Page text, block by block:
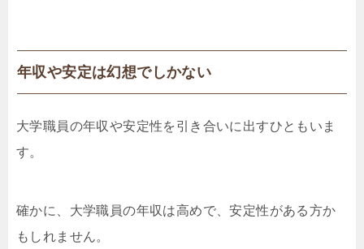
年収や安定は幻想でしかない
大学職員の年収や安定性を引き合いに出すひともいま
す。
確かに、大学職員の年収は高めで、安定性がある方か
もしれません。